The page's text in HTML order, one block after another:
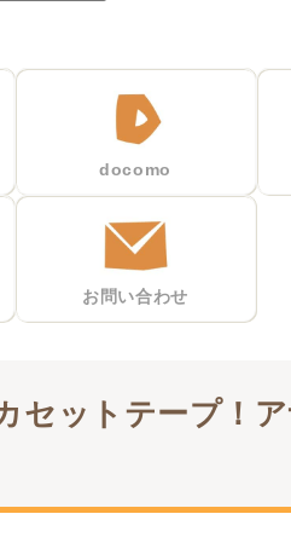
docomo
お問い合わせ
セットテープ！